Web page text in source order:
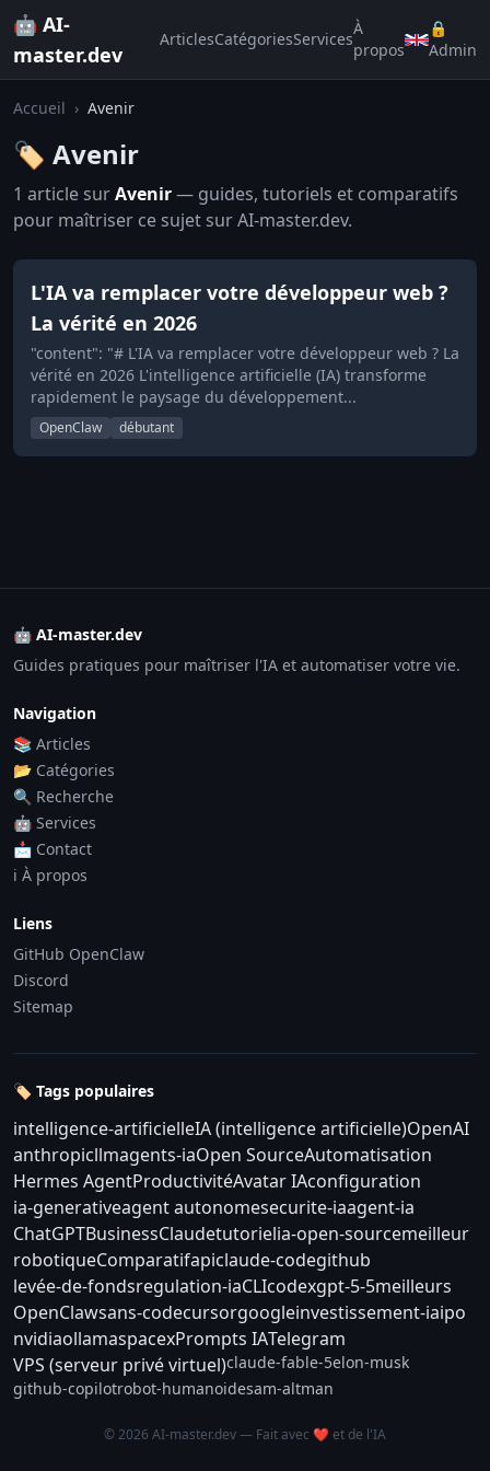
🤖 AI-
master.dev
ArticlesCatégoriesServices
À
propos
🔒
Admin
Accueil › Avenir
🏷️ Avenir
1 article surAvenir— guides, tutoriels et comparatifs
pour maîtriser ce sujet sur AI-master.dev.
L'IA va remplacer votre développeur web ?
La vérité en 2026
"content": "# L'IA va remplacer votre développeur web ? La
vérité en 2026 L'intelligence artificielle (IA) transforme
rapidement le paysage du développement...
OpenClaw débutant
🤖 AI-master.dev
Guides pratiques pour maîtriser l'IA et automatiser votre vie.
Navigation
📚 Articles
📂 Catégories
🔍 Recherche
🤖 Services
📩 Contact
ℹ️ À propos
Liens
GitHub OpenClaw
Discord
Sitemap
🏷️ Tags populaires
intelligence-artificielleIA (intelligence artificielle)OpenAI
anthropicllmagents-iaOpen SourceAutomatisation
Hermes AgentProductivitéAvatar IAconfiguration
ia-generativeagent autonomesecurite-iaagent-ia
ChatGPTBusinessClaudetutorielia-open-sourcemeilleur
robotiqueComparatifapiclaude-codegithub
levée-de-fondsregulation-iaCLIcodexgpt-5-5meilleurs
OpenClawsans-codecursorgoogleinvestissement-iaipo
nvidiaollamaspacexPrompts IATelegram
VPS (serveur privé virtuel)claude-fable-5elon-musk
github-copilotrobot-humanoidesam-altman
© 2026 AI-master.dev — Fait avec ❤️ et de l'IA